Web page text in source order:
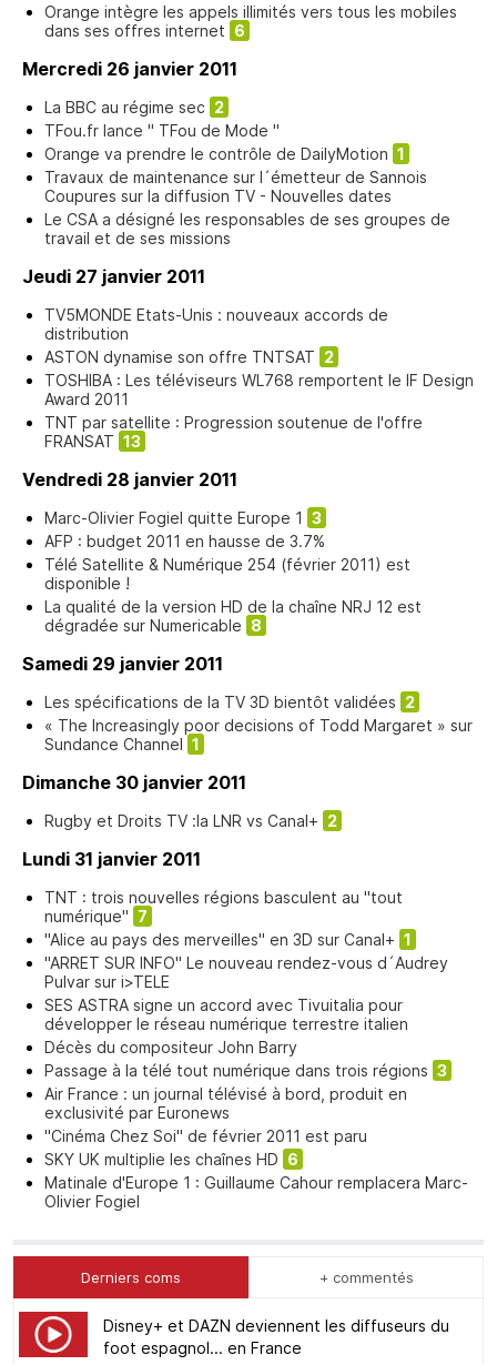
Orange intègre les appels illimités vers tous les mobiles
dans ses offres internet 6
Mercredi 26 janvier 2011
La BBC au régime sec 2
TFou.fr lance " TFou de Mode "
Orange va prendre le contrôle de DailyMotion 1
Travaux de maintenance sur l´émetteur de Sannois
Coupures sur la diffusion TV - Nouvelles dates
Le CSA a désigné les responsables de ses groupes de
travail et de ses missions
Jeudi 27 janvier 2011
TV5MONDE Etats-Unis : nouveaux accords de
distribution
ASTON dynamise son offre TNTSAT 2
TOSHIBA : Les téléviseurs WL768 remportent le IF Design
Award 2011
TNT par satellite : Progression soutenue de l'offre
FRANSAT 13
Vendredi 28 janvier 2011
Marc-Olivier Fogiel quitte Europe 1 3
AFP : budget 2011 en hausse de 3.7%
Télé Satellite & Numérique 254 (février 2011) est
disponible !
La qualité de la version HD de la chaîne NRJ 12 est
dégradée sur Numericable 8
Samedi 29 janvier 2011
Les spécifications de la TV 3D bientôt validées 2
« The Increasingly poor decisions of Todd Margaret » sur
Sundance Channel 1
Dimanche 30 janvier 2011
Rugby et Droits TV :la LNR vs Canal+ 2
Lundi 31 janvier 2011
TNT : trois nouvelles régions basculent au "tout
numérique" 7
"Alice au pays des merveilles" en 3D sur Canal+ 1
"ARRET SUR INFO" Le nouveau rendez-vous d´Audrey
Pulvar sur i>TELE
SES ASTRA signe un accord avec Tivuitalia pour
développer le réseau numérique terrestre italien
Décès du compositeur John Barry
Passage à la télé tout numérique dans trois régions 3
Air France : un journal télévisé à bord, produit en
exclusivité par Euronews
"Cinéma Chez Soi" de février 2011 est paru
SKY UK multiplie les chaînes HD 6
Matinale d'Europe 1 : Guillaume Cahour remplacera Marc-
Olivier Fogiel
Derniers coms + commentés
Disney+ et DAZN deviennent les diffuseurs du
foot espagnol... en France